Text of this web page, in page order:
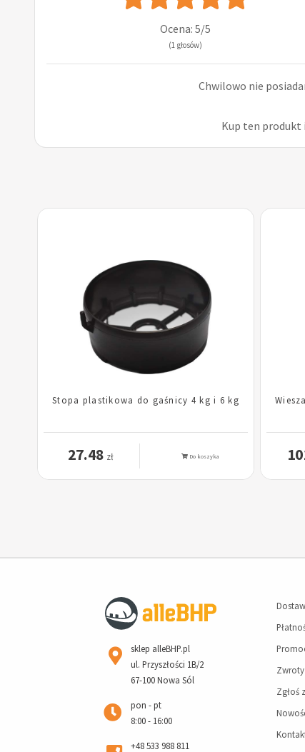
Ocena: 5/5
(1 głosów)
Chwilowo nie
Kup ten produkt
Stopa plastikowa do gaśnicy 4 kg i 6 kg
27.48 zł Do koszyka
sklep alleBHP.pl
ul. Przyszłości 1B/2
67-100 Nowa Sól
pon - pt
8:00 - 16:00
+48 533 988 811
Zgłoś